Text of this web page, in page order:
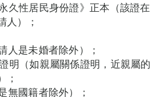
久性居民身份證》正本（該證在
人）；
人是未婚者除外）；
明（如親屬關係證明，近親屬的
；
無國籍者除外）；